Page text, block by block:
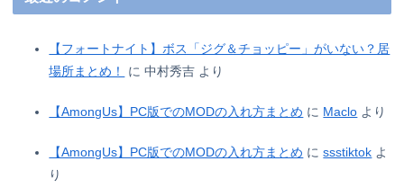
【フォートナイト】ボス「ジグ＆チョッピー」がいない？居
場所まとめ！
に中村秀吉 より
【AmongUs】PC版でのMODの入れ方まとめ に Maclo より
【AmongUs】PC版でのMODの入れ方まとめ にssstiktok よ
り